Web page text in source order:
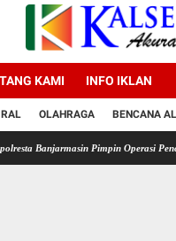
KAMI INFO IKLAN
OLAHRAGA BENCANA
Pimpin Operasi Pencarian,